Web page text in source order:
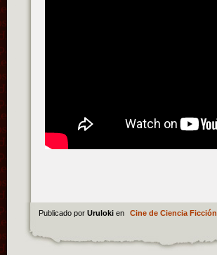
Publicado por Uruloki en Cine de Ciencia Ficción